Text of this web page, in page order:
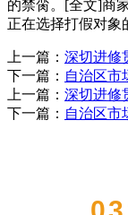
的禁脔。[全文]商
正在选择打假对象
上一篇： 深切进修
下一篇： 自治区市
上一篇： 深切进修
下一篇： 自治区市